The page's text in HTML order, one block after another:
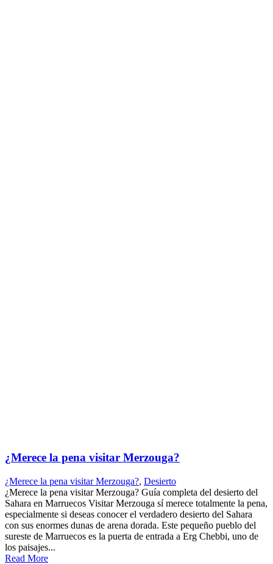
¿Merece la pena visitar Merzouga?
¿Merece la pena visitar Merzouga?, Desierto
¿Merece la pena visitar Merzouga? Guía completa del desierto del
Sahara en Marruecos Visitar Merzouga sí merece totalmente la pena,
especialmente si deseas conocer el verdadero desierto del Sahara
con sus enormes dunas de arena dorada. Este pequeño pueblo del
sureste de Marruecos es la puerta de entrada a Erg Chebbi, uno de
los paisajes...
Read More